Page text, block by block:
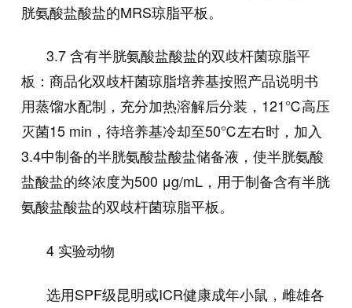
胱氨酸盐酸盐的MRS琼脂平板。
3.7 含有半胱氨酸盐酸盐的双歧杆菌琼脂平
板：商品化双歧杆菌琼脂培养基按照产品说明书
用蒸馏水配制，充分加热溶解后分装，121℃高压
灭菌15 min，待培养基冷却至50℃左右时，加入
3.4中制备的半胱氨酸盐酸盐储备液，使半胱氨酸
盐酸盐的终浓度为500 μg/mL，用于制备含有半胱
氨酸盐酸盐的双歧杆菌琼脂平板。
4 实验动物
选用SPF级昆明或ICR健康成年小鼠，雌雄各